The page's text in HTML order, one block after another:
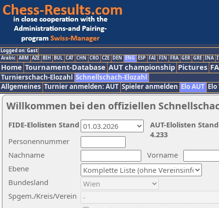
Logged on: Gast
Arabic ARM AZE BIH BUL CAT CHN CRO CZE DEN ENG ESP FAI FIN FRA GER GRE INA
Home Tournament-Database AUT championship Pictures
Turnierschach-Elozahl Schnellschach-Elozahl
Allgemeines Turnier anmelden: AUT Spieler anmelden Elo AUT
Willkommen bei den offiziellen
Nachname
Vorname
Ebene
Personennummer
Bundesland
Spgem./Kreis/Verein
AUT-Elolisten
4.233
FIDE-Elolisten Stand